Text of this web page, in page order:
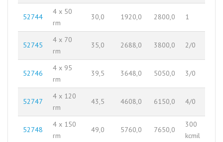
52744
4 x 50
rm
30,0 1920,0 2800,0 1
52745
4 x 70
rm
35,0 2688,0 3800,0 2/0
52746
4 x 95
rm
39,5 3648,0 5050,0 3/0
52747
4 x 120
rm
43,5 4608,0 6150,0 4/0
52748
4 x 150
rm
49,0 5760,0 7650,0
300
kcmil